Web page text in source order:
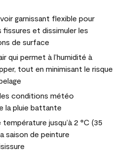
garnissant flexible pour
et dissimuler les
de surface
qui permet à l’humidité à
tout en minimisant le risque
conditions météo
la pluie battante
jusqu’à 2 °C (35
saison de peinture